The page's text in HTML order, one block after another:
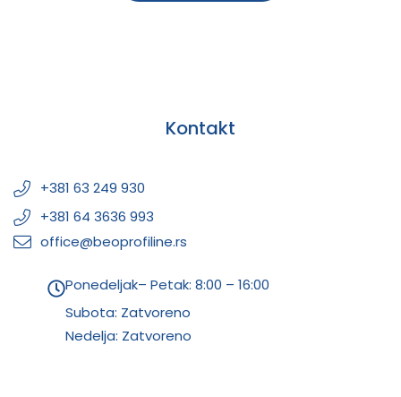
Kontakt
+381 63 249 930
+381 64 3636 993
office@beoprofiline.rs
Ponedeljak– Petak: 8:00 – 16:00
Subota: Zatvoreno
Nedelja: Zatvoreno